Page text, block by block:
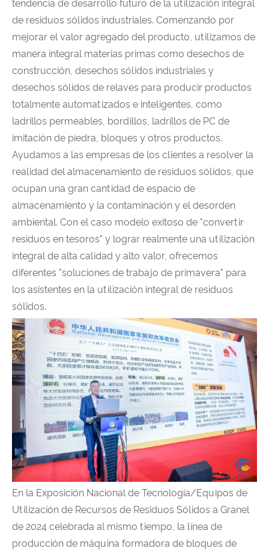
tendencia de desarrollo futuro de la utilización integral
de residuos sólidos industriales. Comenzando por
mejorar el valor agregado del producto, utilizamos de
manera integral materias primas como desechos de
construcción, desechos sólidos industriales y
desechos sólidos de relaves para producir productos
totalmente automatizados e inteligentes, como
ladrillos permeables, bordillos, ladrillos de PC de
imitación de piedra, bloques y otros productos.
Ayudamos a las empresas de los clientes a resolver la
realidad del almacenamiento de residuos sólidos, que
ocupan una gran cantidad de espacio de
almacenamiento y la contaminación y el desorden
ambiental. Con el caso modelo exitoso de "convertir
residuos en tesoros" y lograr realmente una utilización
integral de alta calidad y alto valor, ofrecemos
diferentes "soluciones de trabajo de primavera" para
los asistentes en la utilización integral de residuos
sólidos.
En la Exposición Nacional de Tecnología/Equipos de
Utilización de Recursos de Residuos Sólidos a Granel
de 2024 celebrada al mismo tiempo, la línea de
producción de máquina formadora de bloques de